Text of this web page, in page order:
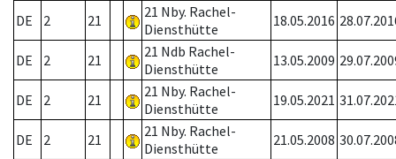
DE 2 21
21 Nby. Rachel-
Diensthütte
18.05.2016
DE 2 21
21 Ndb Rachel-
Diensthütte
13.05.2009
DE 2 21
21 Nby. Rachel-
Diensthütte
19.05.2021
DE 2 21
21 Nby. Rachel-
Diensthütte
21.05.2008